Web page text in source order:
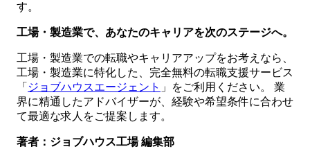
す。
工場・製造業で、あなたのキャリアを次のステージへ。
工場・製造業での転職やキャリアアップをお考えなら、
工場・製造業に特化した、完全無料の転職支援サービス
「 ジョブハウスエージェント 」をご利用ください。 業
界に精通したアドバイザーが、経験や希望条件に合わせ
て最適な求人をご提案します。
著者：ジョブハウス工場 編集部